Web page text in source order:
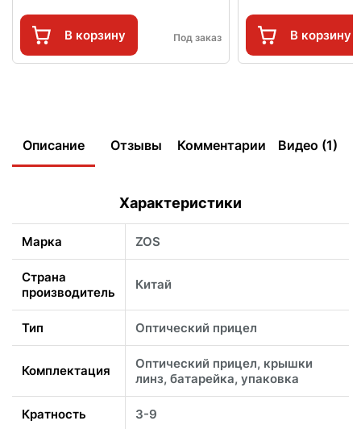
В корзину Под заказ В корзину
Описание Отзывы Комментарии Видео (1)
Характеристики
Марка ZOS
Страна
производитель
Китай
Тип Оптический прицел
Комплектация
Оптический прицел, крышки
линз, батарейка, упаковка
Кратность 3-9